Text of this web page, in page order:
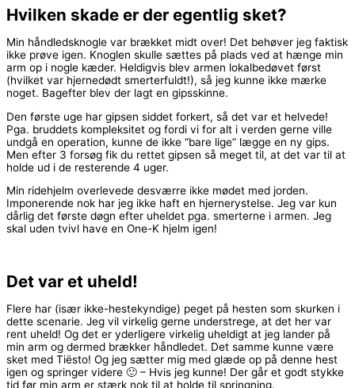
Hvilken skade er der egentlig sket?
Min håndledsknogle var brækket midt over! Det behøver jeg faktisk
ikke prøve igen. Knoglen skulle sættes på plads ved at hænge min
arm op i nogle kæder. Heldigvis blev armen lokalbedøvet først
(hvilket var hjernedødt smerterfuldt!), så jeg kunne ikke mærke
noget. Bagefter blev der lagt en gipsskinne.
Den første uge har gipsen siddet forkert, så det var et helvede!
Pga. bruddets kompleksitet og fordi vi for alt i verden gerne ville
undgå en operation, kunne de ikke “bare lige” lægge en ny gips.
Men efter 3 forsøg fik du rettet gipsen så meget til, at det var til at
holde ud i de resterende 4 uger.
Min ridehjelm overlevede desværre ikke mødet med jorden.
Imponerende nok har jeg ikke haft en hjernerystelse. Jeg var kun
dårlig det første døgn efter uheldet pga. smerterne i armen. Jeg
skal uden tvivl have en One-K hjelm igen!
Det var et uheld!
Flere har (især ikke-hestekyndige) peget på hesten som skurken i
dette scenarie. Jeg vil virkelig gerne understrege, at det her var
rent uheld! Og det er yderligere virkelig uheldigt at jeg lander på
min arm og dermed brækker håndledet. Det samme kunne være
sket med Tiësto! Og jeg sætter mig med glæde op på denne hest
igen og springer videre 🙂 – Hvis jeg kunne! Der går et godt stykke
tid før min arm er stærk nok til at holde til springning.